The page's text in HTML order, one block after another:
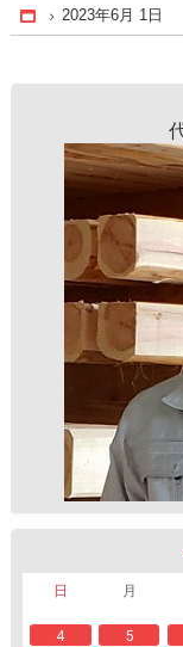
Home
2023年6月 1日
日
月
4
5